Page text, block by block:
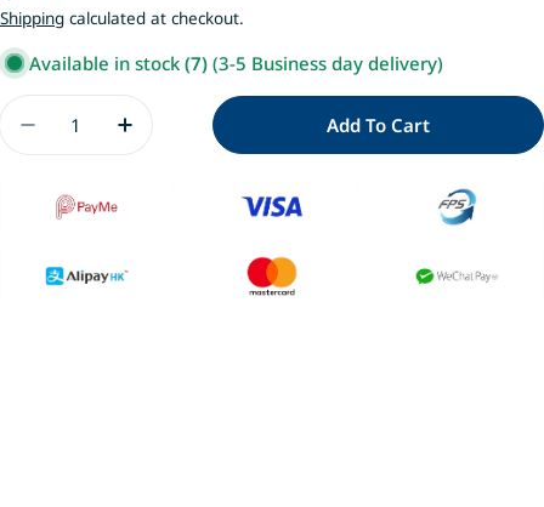
price
Shipping calculated at checkout.
Available in stock (7) (3-5 Business day delivery)
Decrease Quantity For 神奇行李箱
Increase Quantity For 神奇行李箱
Add To Cart